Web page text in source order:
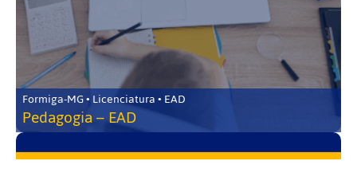
Formiga-MG • Licenciatura • EAD
Pedagogia – EAD